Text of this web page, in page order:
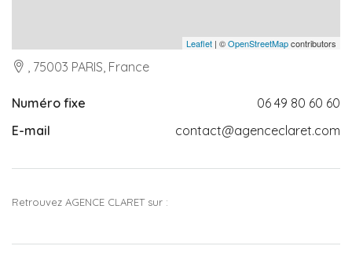
Leaflet | ©OpenStreetMapcontributors
, 75003 PARIS, France
Numéro fixe
06 49 80 60 60
E-mail
contact@agenceclaret.com
Retrouvez AGENCE CLARET sur :